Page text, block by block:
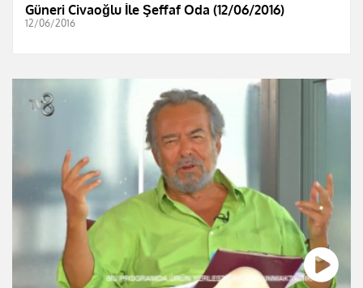
Güneri Civaoğlu İle Şeffaf Oda (12/06/2016)
12/06/2016